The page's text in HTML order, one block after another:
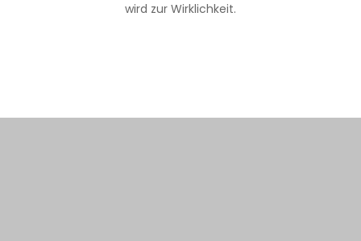
wird zur Wirklichkeit.